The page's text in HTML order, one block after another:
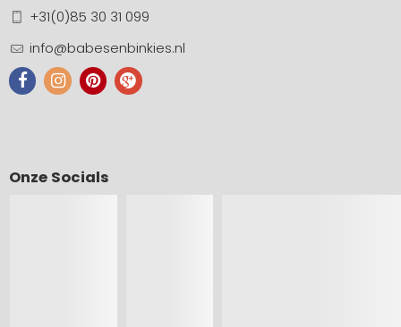
+31(0)85 30 31 099
info@babesenbinkies.nl
Onze Socials